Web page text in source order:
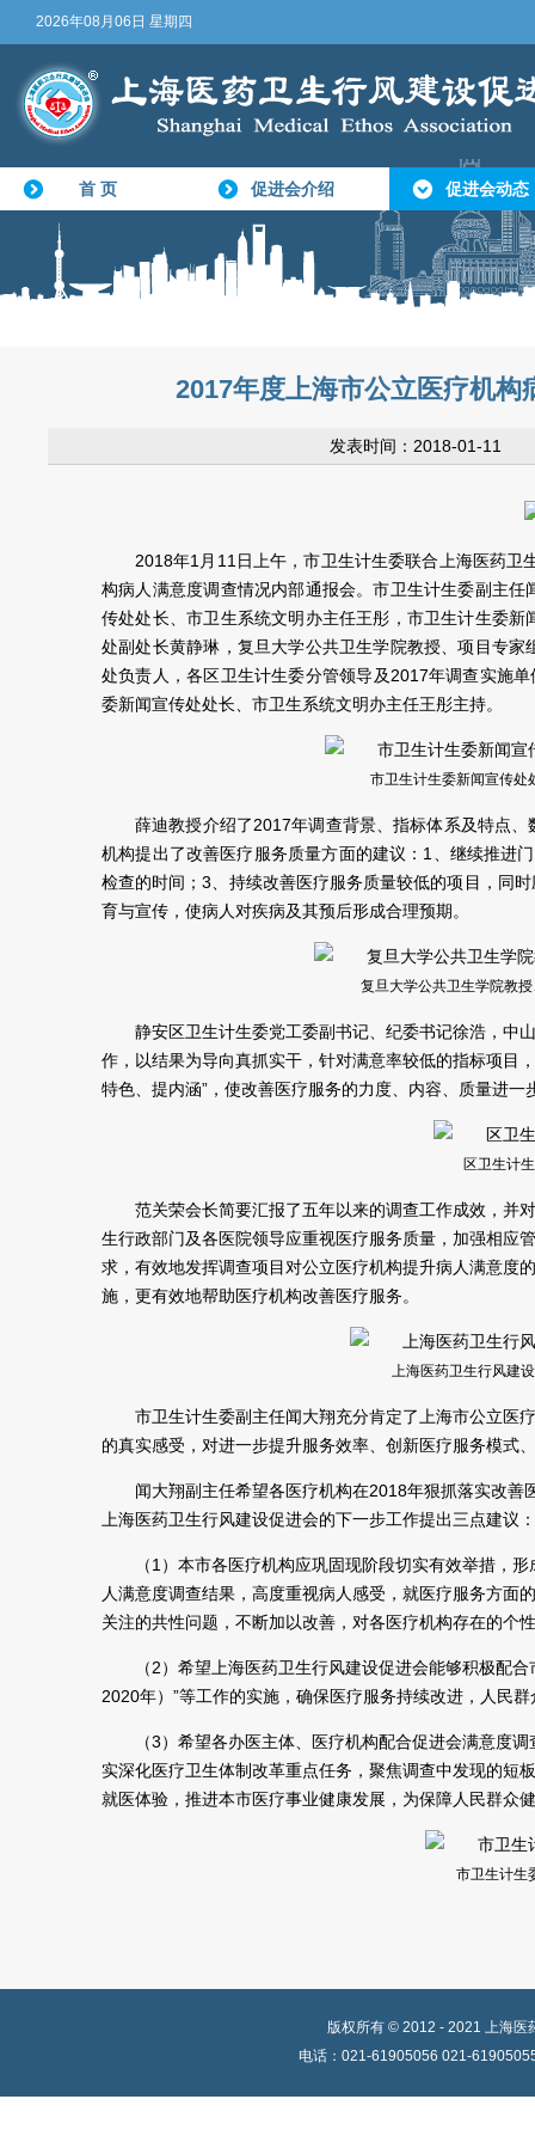
2026年08月06日 星期四
首 页 促进会介绍 促进会动态
2017年度上海市公立医疗机
发表时间：2018-01-
2018年1月11日上午，市卫生计生委联合上海医药
构病人满意度调查情况内部通报会。市卫生计生委副主
传处处长、市卫生系统文明办主任王彤，市卫生计生委
处副处长黄静琳，复旦大学公共卫生学院教授、项目专
处负责人，各区卫生计生委分管领导及2017年调查实施
委新闻宣传处处长、市卫生系统文明办主任王彤主持。
市卫生计生委新闻宣传处
薛迪教授介绍了2017年调查背景、指标体系及特点
机构提出了改善医疗服务质量方面的建议：1、继续推进
检查的时间；3、持续改善医疗服务质量较低的项目，同
育与宣传，使病人对疾病及其预后形成合理预期。
复旦大学公共卫生学院教
静安区卫生计生委党工委副书记、纪委书记徐浩，中
作，以结果为导向真抓实干，针对满意率较低的指标项目
特色、提内涵”，使改善医疗服务的力度、内容、质量进
区卫生计
范关荣会长简要汇报了五年以来的调查工作成效，并
生行政部门及各医院领导应重视医疗服务质量，加强相应
求，有效地发挥调查项目对公立医疗机构提升病人满意度
施，更有效地帮助医疗机构改善医疗服务。
上海医药卫生行风建
市卫生计生委副主任闻大翔充分肯定了上海市公立医
的真实感受，对进一步提升服务效率、创新医疗服务模式
闻大翔副主任希望各医疗机构在2018年狠抓落实改
上海医药卫生行风建设促进会的下一步工作提出三点建议：
（1）本市各医疗机构应巩固现阶段切实有效举措，
人满意度调查结果，高度重视病人感受，就医疗服务方面
关注的共性问题，不断加以改善，对各医疗机构存在的个
（2）希望上海医药卫生行风建设促进会能够积极配
2020年）”等工作的实施，确保医疗服务持续改进，人民
（3）希望各办医主体、医疗机构配合促进会满意度
实深化医疗卫生体制改革重点任务，聚焦调查中发现的短
就医体验，推进本市医疗事业健康发展，为保障人民群众
市卫生计生
版权所有 © 2012 - 2021 上海医
电话：021-61905056 021-